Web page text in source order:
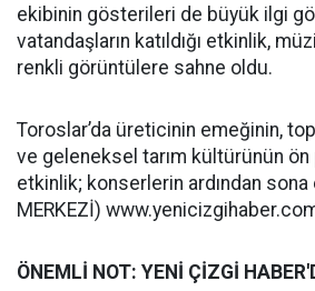
ekibinin gösterileri de büyük ilgi
vatandaşların katıldığı etkinlik,
renkli görüntülere sahne oldu.
Toroslar’da üreticinin emeğinin,
ve geleneksel tarım kültürünün ön
etkinlik; konserlerin ardından sona
MERKEZİ)
ÖNEMLİ NOT: YENİ ÇİZGİ